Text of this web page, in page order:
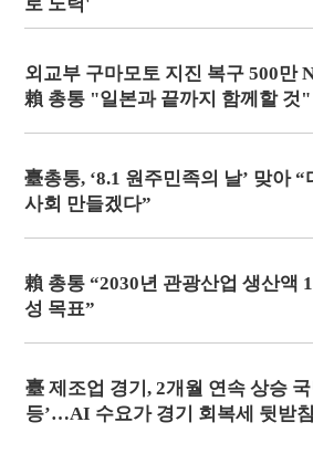
외교부 구마모토 지진 복구 500만
賴 총통 "일본과 끝까지 함께할 것"
臺총통, ‘8.1 원주민족의 날’ 맞아 “
사회 만들겠다”
賴 총통 “2030년 관광산업 생산액
성 목표”
臺 제조업 경기, 2개월 연속 상승 국
등’…AI 수요가 경기 회복세 뒷받침